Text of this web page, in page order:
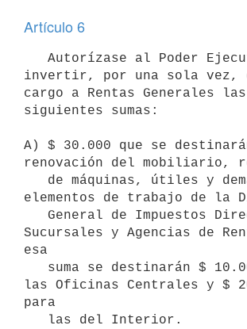
Artículo 6
invertir, por una sola vez,
cargo a Rentas Generales las
siguientes sumas:
A) $ 30.000 que se
renovación del mobiliario,
elementos de trabajo de la
Sucursales y Agencias de
esa
las Oficinas Centrales y $
para